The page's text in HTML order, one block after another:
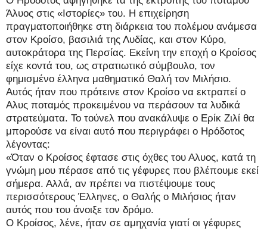
Άλυος στις «Ιστορίες» του. Η επιχείρηση
πραγματοποιήθηκε στη διάρκεια του πολέμου ανάμεσα
στον Κροίσο, βασιλιά της Λυδίας, και στον Κύρο,
αυτοκράτορα της Περσίας. Εκείνη την εποχή ο Κροίσος
είχε κοντά του, ως στρατιωτικό σύμβουλο, τον
φημισμένο έλληνα μαθηματικό Θαλή τον Μιλήσιο.
Αυτός ήταν που πρότεινε στον Κροίσο να εκτραπεί ο
Αλυς ποταμός προκειμένου να περάσουν τα λυδικά
στρατεύματα. Το τούνελ που ανακάλυψε ο Ερίκ Ζιλί θα
μπορούσε να είναι αυτό που περιγράφει ο Ηρόδοτος
λέγοντας:
«Όταν ο Κροίσος έφτασε στις όχθες του Αλυος, κατά τη
γνώμη μου πέρασε από τις γέφυρες που βλέπουμε εκεί
σήμερα. Αλλά, αν πρέπει να πιστέψουμε τους
περισσότερους Έλληνες, ο Θαλής ο Μιλήσιος ήταν
αυτός που του άνοιξε τον δρόμο.
Ο Κροίσος, λένε, ήταν σε αμηχανία γιατί οι γέφυρες